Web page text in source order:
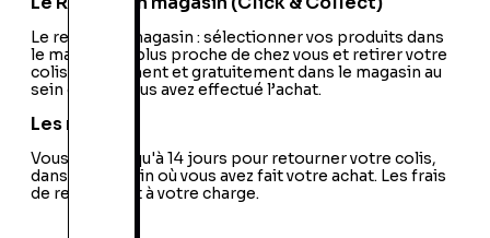
Le retrait en magasin : sélectionner vos produits dans
le magasin le plus proche de chez vous et retirer votre
colis directement et gratuitement dans le magasin au
sein duquel vous avez effectué l’achat.
Les retours
Vous avez jusqu'à 14 jours pour retourner votre colis,
dans le magasin où vous avez fait votre achat. Les frais
de retour sont à votre charge.